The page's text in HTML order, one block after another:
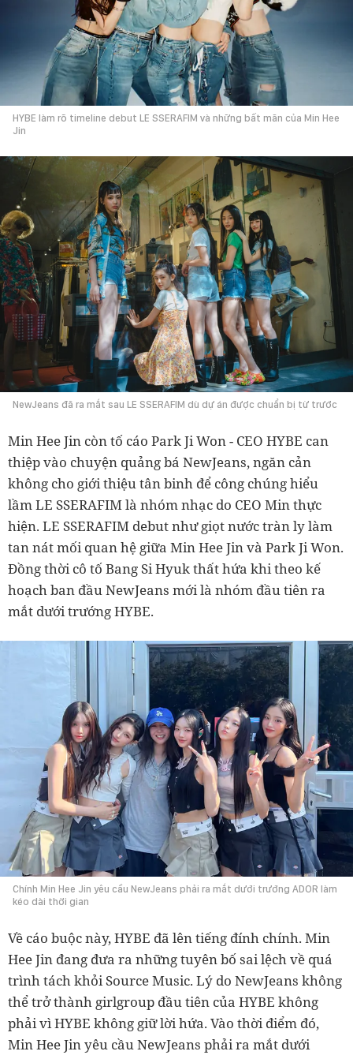
HYBE làm rõ timeline debut LE SSERAFIM và những bất mãn của Min Hee
Jin
NewJeans đã ra mắt sau LE SSERAFIM dù dự án được chuẩn bị từ trước
Min Hee Jin còn tố cáo Park Ji Won - CEO HYBE can
thiệp vào chuyện quảng bá NewJeans, ngăn cản
không cho giới thiệu tân binh để công chúng hiểu
lầm LE SSERAFIM là nhóm nhạc do CEO Min thực
hiện. LE SSERAFIM debut như giọt nước tràn ly làm
tan nát mối quan hệ giữa Min Hee Jin và Park Ji Won.
Đồng thời cô tố Bang Si Hyuk thất hứa khi theo kế
hoạch ban đầu NewJeans mới là nhóm đầu tiên ra
mắt dưới trướng HYBE.
Chính Min Hee Jin yêu cầu NewJeans phải ra mắt dưới trướng ADOR làm
kéo dài thời gian
Về cáo buộc này, HYBE đã lên tiếng đính chính. Min
Hee Jin đang đưa ra những tuyên bố sai lệch về quá
trình tách khỏi Source Music. Lý do NewJeans không
thể trở thành girlgroup đầu tiên của HYBE không
phải vì HYBE không giữ lời hứa. Vào thời điểm đó,
Min Hee Jin yêu cầu NewJeans phải ra mắt dưới